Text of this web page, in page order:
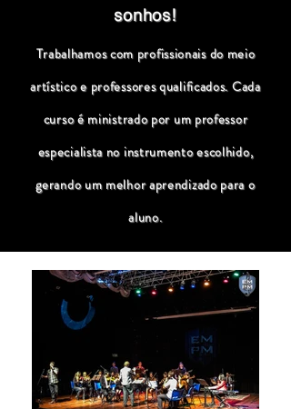
sonhos!
Trabalhamos com profissionais do meio
artístico e professores qualificados. Cada
curso é ministrado por um professor
especialista no instrumento escolhido,
gerando um melhor aprendizado para o
aluno.